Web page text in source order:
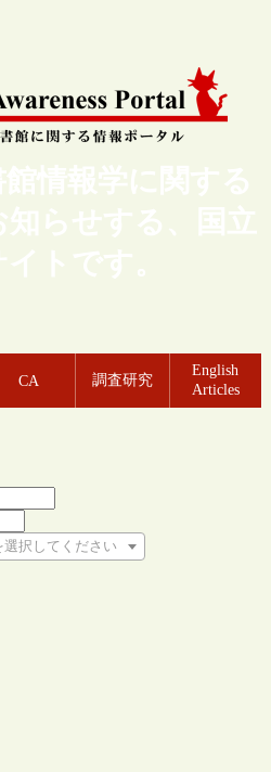
情報学に関する
らせする、国立
トです。
CA 調査研究
English
Articles
択してください
ださい